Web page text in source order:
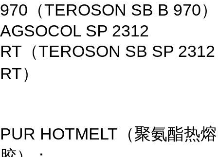
970（TEROSON SB B 970）
AGSOCOL SP 2312
RT（TEROSON SB SP 2312
RT）
PUR HOTMELT（聚氨酯热熔